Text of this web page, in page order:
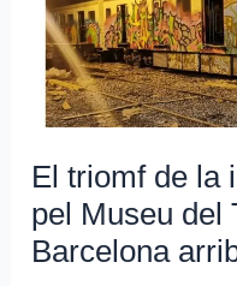
El triomf de la
pel Museu del
Barcelona
Museu
del
Transport
Barcelona
arriba
a